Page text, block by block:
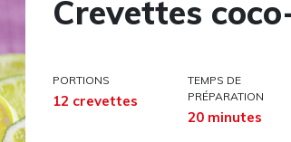
Crevettes
PORTIONS
12 crevettes
TEMPS DE
PRÉPARATION
20 minutes